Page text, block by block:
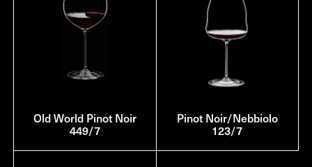
Old World Pinot Noir
449/7
Pinot Noir/Nebbiolo
123/7